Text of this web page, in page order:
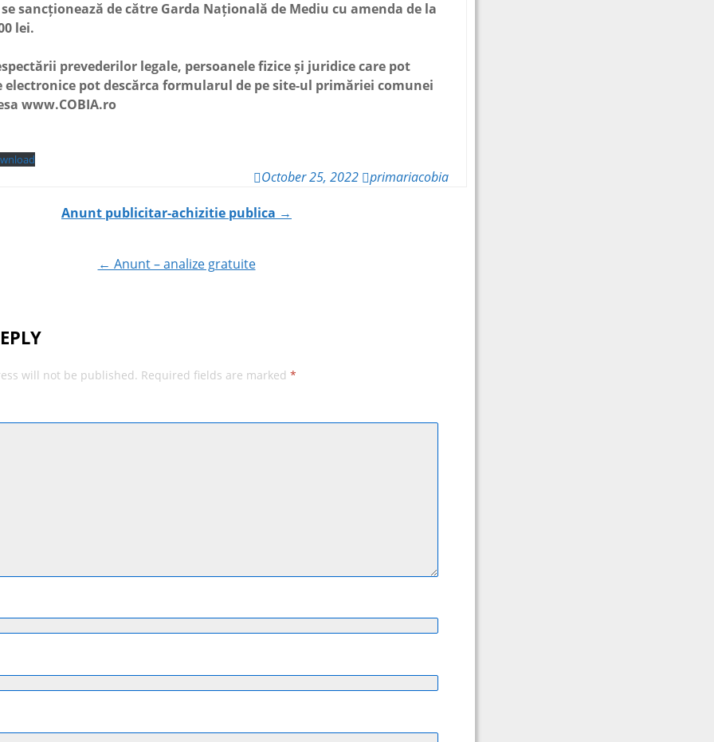
sancționează de către Garda Națională de Mediu cu amenda de la
lei.
prevederilor legale, persoanele fizice și juridice care pot
electronice pot descărca formularul de pe site-ul primăriei comunei
www.COBIA.ro
October 25, 2022 primariacobia
Anunt publicitar-achizitie publica →
← Anunt – analize gratuite
will not be published. Required fields are marked*